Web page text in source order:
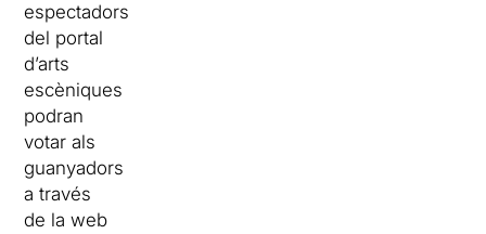
espectadors
del portal
d’arts
escèniques
podran
votar als
guanyadors
a través
de la web